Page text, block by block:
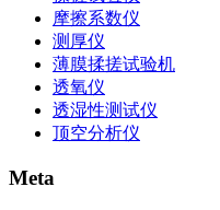
摩擦系数仪
测厚仪
薄膜揉搓试验机
透氧仪
透湿性测试仪
顶空分析仪
Meta